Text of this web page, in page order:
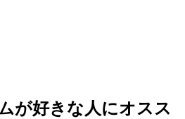
が好きな人にオスス